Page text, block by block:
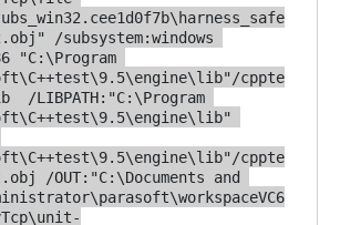
/subsystem:windows
"C:\Program
cppte
/LIBPATH:"C:\Program
cppte
/OUT:"C:\Documents and